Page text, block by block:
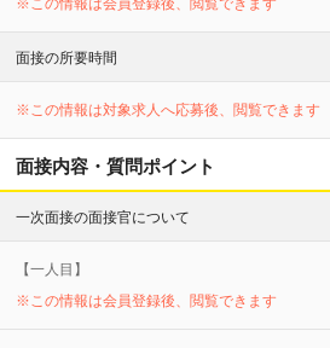
※この情報は会員登録後、閲覧できます
面接の所要時間
※この情報は対象求人へ応募後、閲覧できます
面接内容・質問ポイント
一次面接の面接官について
【一人目】
※この情報は会員登録後、閲覧できます